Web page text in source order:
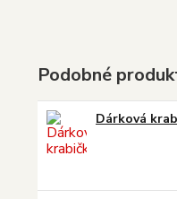
Podobné
Dárková